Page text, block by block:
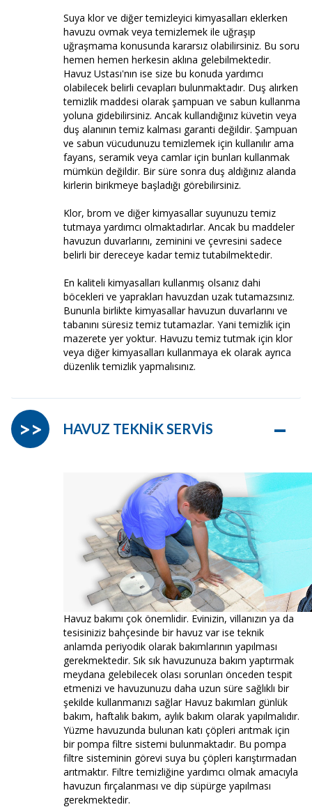
Suya klor ve diğer temizleyici kimyasalları eklerken
havuzu ovmak veya temizlemek ile uğraşıp
uğraşmama konusunda kararsız olabilirsiniz. Bu soru
hemen hemen herkesin aklına gelebilmektedir.
Havuz Ustası'nın ise size bu konuda yardımcı
olabilecek belirli cevapları bulunmaktadır. Duş alırken
temizlik maddesi olarak şampuan ve sabun kullanma
yoluna gidebilirsiniz. Ancak kullandığınız küvetin veya
duş alanının temiz kalması garanti değildir. Şampuan
ve sabun vücudunuzu temizlemek için kullanılır ama
fayans, seramik veya camlar için bunları kullanmak
mümkün değildir. Bir süre sonra duş aldığınız alanda
kirlerin birikmeye başladığı görebilirsiniz.
Klor, brom ve diğer kimyasallar suyunuzu temiz
tutmaya yardımcı olmaktadırlar. Ancak bu maddeler
havuzun duvarlarını, zeminini ve çevresini sadece
belirli bir dereceye kadar temiz tutabilmektedir.
En kaliteli kimyasalları kullanmış olsanız dahi
böcekleri ve yaprakları havuzdan uzak tutamazsınız.
Bununla birlikte kimyasallar havuzun duvarlarını ve
tabanını süresiz temiz tutamazlar. Yani temizlik için
mazerete yer yoktur. Havuzu temiz tutmak için klor
veya diğer kimyasalları kullanmaya ek olarak ayrıca
düzenlik temizlik yapmalısınız.
HAVUZ TEKNİK SERVİS –
>>
Havuz bakımı çok önemlidir. Evinizin, villanızın ya da
tesisiniziz bahçesinde bir havuz var ise teknik
anlamda periyodik olarak bakımlarının yapılması
gerekmektedir. Sık sık havuzunuza bakım yaptırmak
meydana gelebilecek olası sorunları önceden tespit
etmenizi ve havuzunuzu daha uzun süre sağlıklı bir
şekilde kullanmanızı sağlar Havuz bakımları günlük
bakım, haftalık bakım, aylık bakım olarak yapılmalıdır.
Yüzme havuzunda bulunan katı çöpleri arıtmak için
bir pompa filtre sistemi bulunmaktadır. Bu pompa
filtre sisteminin görevi suya bu çöpleri karıştırmadan
arıtmaktır. Filtre temizliğine yardımcı olmak amacıyla
havuzun fırçalanması ve dip süpürge yapılması
gerekmektedir.